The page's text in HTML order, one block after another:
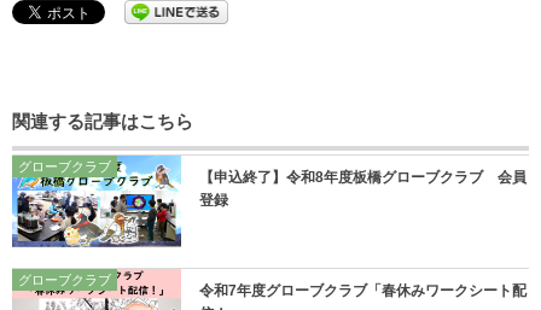
関連する記事はこちら
グローブクラブ
【申込終了】令和8年度板橋グローブクラブ 会員
登録
グローブクラブ
令和7年度グローブクラブ「春休みワークシート配